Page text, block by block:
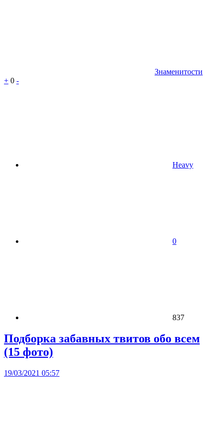
Знаменитости
+ 0 -
Heavy
0
837
Подборка забавных твитов обо всем
(15 фото)
19/03/2021 05:57